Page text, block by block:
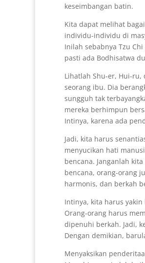
keseimbangan batin.
Kita dapat melihat
individu-individu di
Inilah sebabnya Tzu
pasti ada Bodhisatwa
Lihatlah Shu-er, Hui-ru,
seorang ibu. Dia
sungguh tak
mereka berhimpun
Intinya, karena ada
Jadi, kita harus
menyucikan hati
bencana. Janganlah
bencana, orang-orang
harmonis, dan berkah
Intinya, kita harus
Orang-orang harus
dipenuhi berkah. Jadi,
Dengan demikian,
Menyaksikan